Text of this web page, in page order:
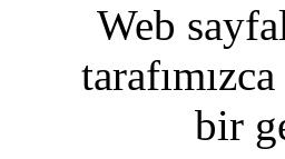
Web
bir